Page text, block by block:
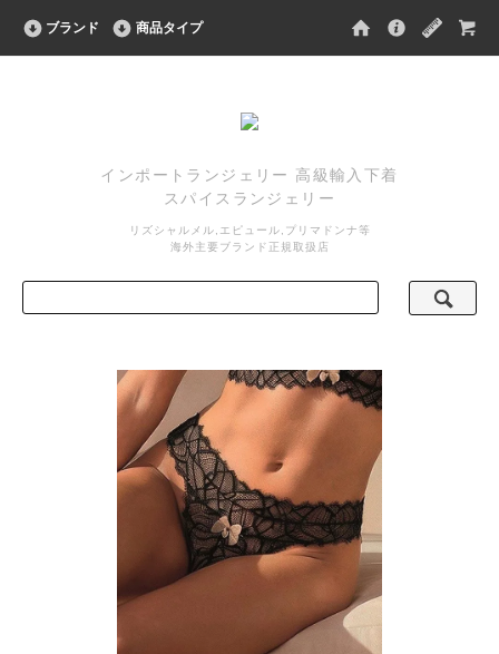
ブランド 商品タイプ
インポートランジェリー 高級輸入下着
スパイスランジェリー
リズシャルメル,エピュール,プリマドンナ等
海外主要ブランド正規取扱店